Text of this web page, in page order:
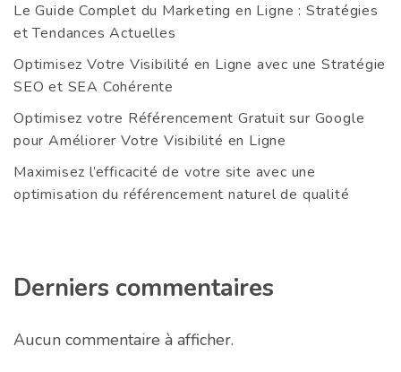
Le Guide Complet du Marketing en Ligne : Stratégies
et Tendances Actuelles
Optimisez Votre Visibilité en Ligne avec une Stratégie
SEO et SEA Cohérente
Optimisez votre Référencement Gratuit sur Google
pour Améliorer Votre Visibilité en Ligne
Maximisez l’efficacité de votre site avec une
optimisation du référencement naturel de qualité
Derniers commentaires
Aucun commentaire à afficher.